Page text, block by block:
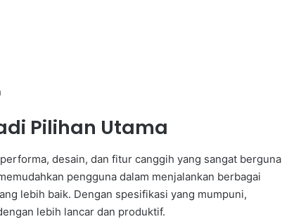
Pilihan Utama
desain, dan fitur canggih yang sangat berguna
pengguna dalam menjalankan berbagai
lebih baik. Dengan spesifikasi yang mumpuni,
lebih lancar dan produktif.